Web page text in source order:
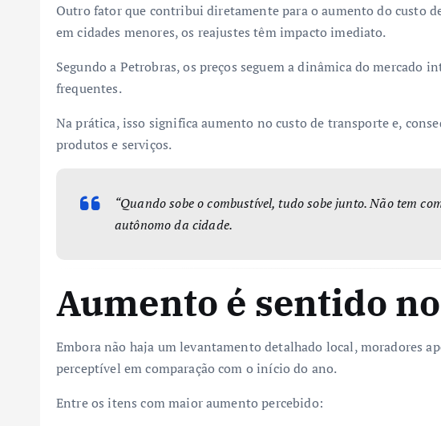
Outro fator que contribui diretamente para o aumento do custo
em cidades menores, os reajustes têm impacto imediato.
Segundo a Petrobras, os preços seguem a dinâmica do mercado
frequentes.
Na prática, isso significa aumento no custo de transporte e,
produtos e serviços.
“Quando sobe o combustível, tudo sobe junto. Não tem
autônomo da cidade.
Aumento é sentido
Embora não haja um levantamento detalhado local, moradores
perceptível em comparação com o início do ano.
Entre os itens com maior aumento percebido: